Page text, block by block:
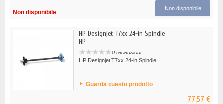
Non disponibile
Non disponibile
HP Designjet T7xx 24-in Spindle
HP
0 recensioni
HP Designjet T7xx 24-in Spindle
Guarda questo prodotto
77,57 €